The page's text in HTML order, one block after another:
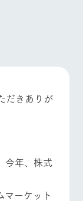
ツリーハウスや
各種体験教室な
ら学べる様々な
牧場の楽しみ方
フラワーガーデン
だきありが
今年、株式
ーケット